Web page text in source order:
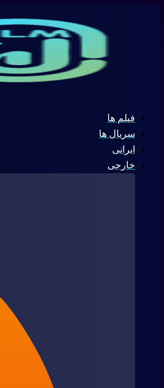
فیلم ها
سریال ها
ایرانی
خارجی